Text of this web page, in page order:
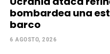
bombardea una
barco
6 AGOSTO, 2026